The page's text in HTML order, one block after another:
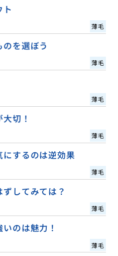
ト
薄毛
を選ぼう
薄毛
薄毛
切！
薄毛
するのは逆効果
薄毛
してみては？
薄毛
のは魅力！
薄毛